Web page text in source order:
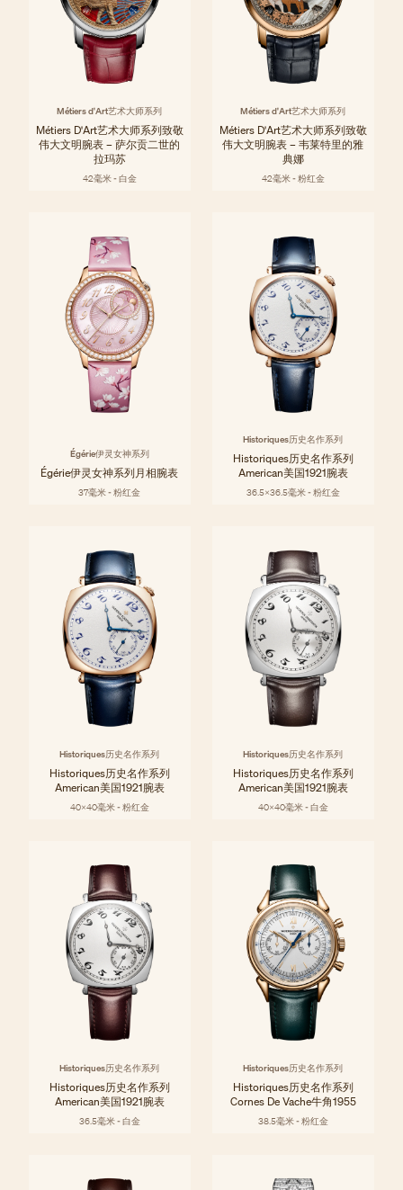
Métiers d'Art艺术大师系列
Métiers D'Art艺术大师系列致敬
伟大文明腕表 – 萨尔贡二世的
拉玛苏
42毫米 - 白金
Métiers d'Art艺术大师系列
Métiers D'Art艺术大师系列致敬
伟大文明腕表 – 韦莱特里的雅
典娜
42毫米 - 粉红金
Égérie伊灵女神系列
Égérie伊灵女神系列月相腕表
37毫米 - 粉红金
Historiques历史名作系列
Historiques历史名作系列
American美国1921腕表
36.5x36.5毫米 - 粉红金
Historiques历史名作系列
Historiques历史名作系列
American美国1921腕表
40x40毫米 - 粉红金
Historiques历史名作系列
Historiques历史名作系列
American美国1921腕表
40x40毫米 - 白金
Historiques历史名作系列
Historiques历史名作系列
American美国1921腕表
36.5毫米 - 白金
Historiques历史名作系列
Historiques历史名作系列
Cornes De Vache牛角1955
38.5毫米 - 粉红金